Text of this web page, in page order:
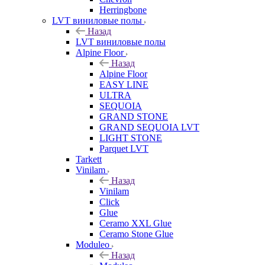
Herringbone
LVT виниловые полы
Назад
LVT виниловые полы
Alpine Floor
Назад
Alpine Floor
EASY LINE
ULTRA
SEQUOIA
GRAND STONE
GRAND SEQUOIA LVT
LIGHT STONE
Parquet LVT
Tarkett
Vinilam
Назад
Vinilam
Click
Glue
Ceramo XXL Glue
Ceramo Stone Glue
Moduleo
Назад